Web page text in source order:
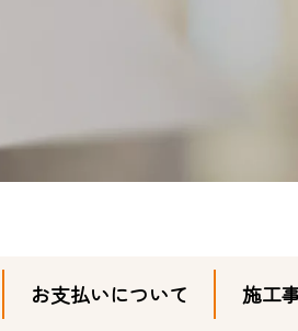
お支払いについて 施工